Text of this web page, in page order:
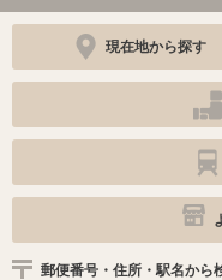
現在地から探す
郵便番号・住所・駅名から